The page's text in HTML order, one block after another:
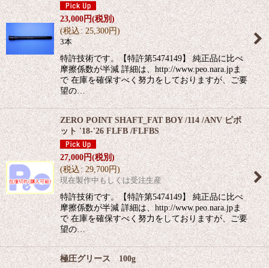
23,000円(税別)
(税込: 25,300円)
3本
特許技術です。【特許第5474149】 純正品に比べ
摩擦係数が半減 詳細は、http://www.peo.nara.jpま
で 在庫を確保すべく努力をしておりますが、ご要
望の…
ZERO POINT SHAFT_FAT BOY /114 /ANV ピボ
ット '18-'26 FLFB /FLFBS
27,000円(税別)
(税込: 29,700円)
現在製作中もしくは受注生産
特許技術です。【特許第5474149】 純正品に比べ
摩擦係数が半減 詳細は、http://www.peo.nara.jpま
で 在庫を確保すべく努力をしておりますが、ご要
望の…
極圧グリース 100g